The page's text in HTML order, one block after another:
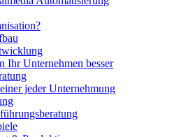
Ihr Unternehmen besser
jeder Unternehmung